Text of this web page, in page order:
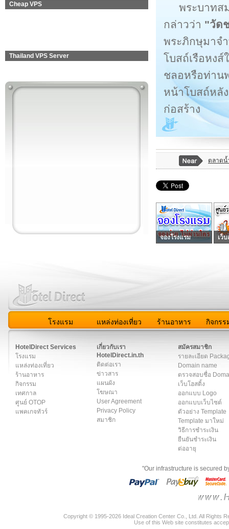
Cheap VPS
Thailand VPS Server
พระบาทส
กล่าวว่า "วัด
พระภิกษุมาจ
โบสถ์เรือหง
ชลอหรือท่าน
หน้าโบสถ์หลั
ก่อสร้าง
ตลาดน้
จองโรงแรม เว็
โรงแรม แหล่งท่องเที่ยว ร้านอาหาร กิจกรร
HotelDirect Services
โรงแรม
แหล่งท่องเที่ยว
ร้านอาหาร
กิจกรรม
เทศกาล
ศูนย์ OTOP
แพคเกจทัวร์
เกี่ยวกับเรา
HotelDirect.in.th
ติดต่อเรา
ข่าวสาร
แผนผัง
โฆษณา
User Agreement
Privacy Policy
สมาชิก
สมัครสมาชิก
รายละเอียด
Domain name
ตรวจสอบชื่อ
เว็บโฮสติ้ง
ออกแบบ Logo
ออกแบบเว็บไซต์
ตัวอย่าง Template
Template มาใหม่
วิธีการชำระเงิน
ยืนยันชำระเงิน
ต่ออายุ
"Our infrastructure is secured
Copyright © 1995-2026 Ideal Creation Center Co., Ltd. All Rights
Use of this Web site constitutes